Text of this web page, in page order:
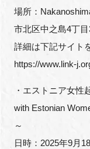
場所：
市北区中之島4丁目
詳細は下記サイト
https://www.link-
・エストニア女性
with Estonian
～
日時：2025年9月